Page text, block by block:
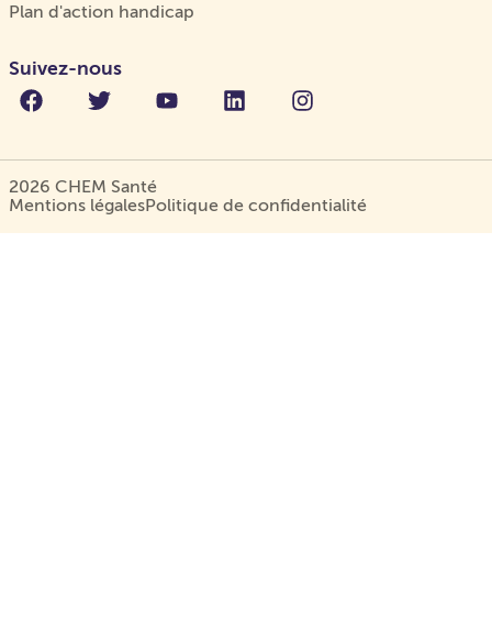
Plan d'action handicap
Suivez-nous
2026 CHEM Santé
Mentions légalesPolitique de confidentialité